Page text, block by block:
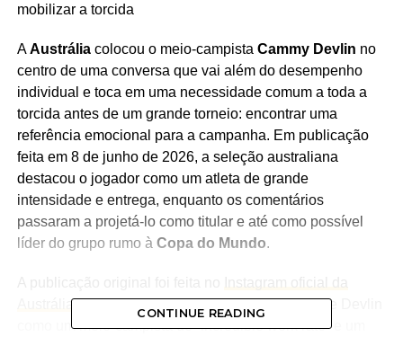
mobilizar a torcida
AAustráliacolocou o meio-campista Cammy Devlin no
centro de uma conversa que vai além do desempenho
individual e toca em uma necessidade comum a toda a
torcida antes de um grande torneio: encontrar uma
referência emocional para a campanha. Em publicação
feita em 8 de junho de 2026, a seleção australiana
destacou o jogador como um atleta de grande
intensidade e entrega, enquanto os comentários
passaram a projetá-lo como titular e até como possível
líder do grupo rumo à Copa do Mundo.
Austrália (@socceroos). No post, a legenda define Devlin
como um meio-campista de “incredible work rate” e um
CONTINUE READING